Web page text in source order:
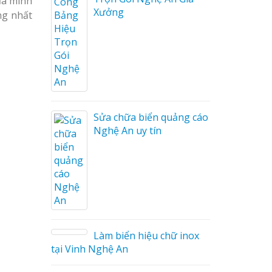
nhất
cáo
tóc
cáo
Xưởng
Sửa chữa biển quảng cáo
Nghệ An uy tín
Làm biển hiệu chữ inox
tại Vinh Nghệ An